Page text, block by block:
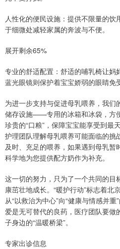
人性化的便民设施：提供不限量的饮
于细微处减轻家属的奔波与不便。
展开剩余65%
专业的舒适配置：舒适的哺乳椅让妈
蓝光眼镜则保护着宝宝娇弱的眼睛免
为进一步支持与促进母乳喂养，我们
储存设施——专用的冰箱和冰袋，方
珍贵的“口粮”，保障宝宝能享受到最
护理团队理解母乳喂养可能面临的挑
及时、充足的喂养，如果遇到母乳暂
科学地为您提供配方奶作为补充。
这一切的努力，只为了一个共同的目
康茁壮地成长。“暖护行动”标志着北
从“以救治为中心”向“健康与情感并
爱是无可替代的良药，医疗团队要做
子身边的“温暖桥梁”。
专家出诊信息